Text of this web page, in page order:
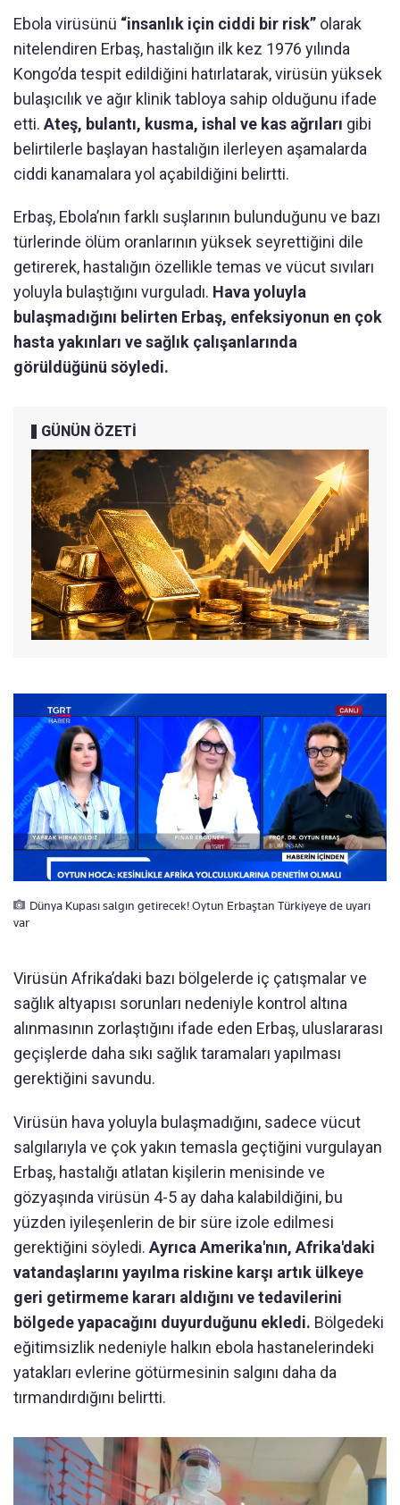
Ebola virüsünü “insanlık için ciddi bir risk” olarak
nitelendiren Erbaş, hastalığın ilk kez 1976 yılında
Kongo’da tespit edildiğini hatırlatarak, virüsün yüksek
bulaşıcılık ve ağır klinik tabloya sahip olduğunu ifade
etti. Ateş, bulantı, kusma, ishal ve kas ağrıları gibi
belirtilerle başlayan hastalığın ilerleyen aşamalarda
ciddi kanamalara yol açabildiğini belirtti.
Erbaş, Ebola’nın farklı suşlarının bulunduğunu ve bazı
türlerinde ölüm oranlarının yüksek seyrettiğini dile
getirerek, hastalığın özellikle temas ve vücut sıvıları
yoluyla bulaştığını vurguladı. Hava yoluyla
bulaşmadığını belirten Erbaş, enfeksiyonun en çok
hasta yakınları ve sağlık çalışanlarında
görüldüğünü söyledi.
GÜNÜN ÖZETİ
Dünya Kupası salgın getirecek! Oytun Erbaştan Türkiyeye de uyarı
var
Virüsün Afrika’daki bazı bölgelerde iç çatışmalar ve
sağlık altyapısı sorunları nedeniyle kontrol altına
alınmasının zorlaştığını ifade eden Erbaş, uluslararası
geçişlerde daha sıkı sağlık taramaları yapılması
gerektiğini savundu.
Virüsün hava yoluyla bulaşmadığını, sadece vücut
salgılarıyla ve çok yakın temasla geçtiğini vurgulayan
Erbaş, hastalığı atlatan kişilerin menisinde ve
gözyaşında virüsün 4-5 ay daha kalabildiğini, bu
yüzden iyileşenlerin de bir süre izole edilmesi
gerektiğini söyledi. Ayrıca Amerika'nın, Afrika'daki
vatandaşlarını yayılma riskine karşı artık ülkeye
geri getirmeme kararı aldığını ve tedavilerini
bölgede yapacağını duyurduğunu ekledi. Bölgedeki
eğitimsizlik nedeniyle halkın ebola hastanelerindeki
yatakları evlerine götürmesinin salgını daha da
tırmandırdığını belirtti.